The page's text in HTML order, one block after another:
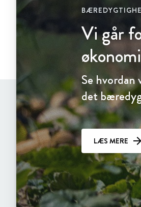
Vi går
økonomi
Se
det
LÆS MERE